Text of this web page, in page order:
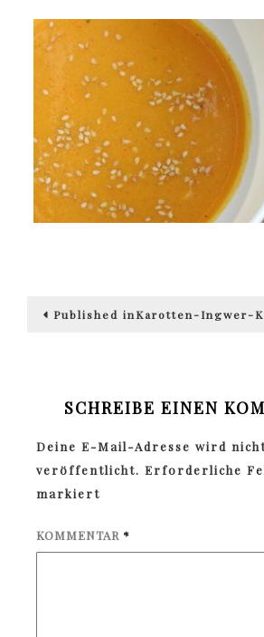
Beitragsnavigation
Published inKarotten-Ingwer-
SCHREIBE EINEN
Deine E-Mail-Adresse wird
veröffentlicht. Erforderliche
markiert
KOMMENTAR *